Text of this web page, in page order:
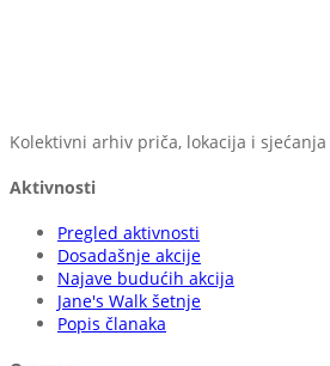
Kolektivni arhiv priča, lokacija i
Aktivnosti
Pregled aktivnosti
Dosadašnje akcije
Najave budućih akcija
Jane's Walk šetnje
Popis članaka